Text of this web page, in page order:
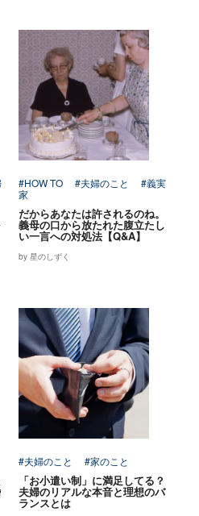
#HOW TO #夫婦のこと
#義実
家
だからあなたは許されるのね。
義母の口から放たれた腹立たし
い一言への対処法【Q&A】
by 星のしずく
#夫婦のこと #家のこと
「お小遣い制」に満足してる？
夫婦のリアルな本音と理想のバ
ランスとは